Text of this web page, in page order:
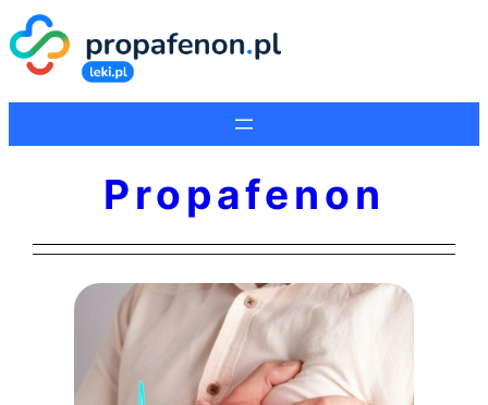
Propafenon